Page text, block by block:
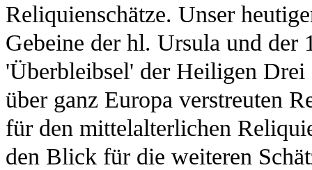
Reliquienschätze. Unser
Gebeine der hl. Ursula und der
'Überbleibsel' der Heiligen
über ganz Europa verstreuten
für den mittelalterlichen
den Blick für die weiteren